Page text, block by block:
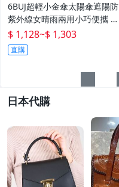
6BUJ超輕小金傘太陽傘遮陽防
紫外線女晴雨兩用小巧便攜 五
折傘
$ 1,128~$ 1,303
直購
日本代購